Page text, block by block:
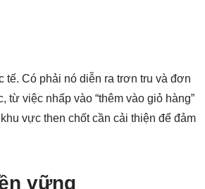
tế. Có phải nó diễn ra trơn tru và đơn
việc nhấp vào “thêm vào giỏ hàng”
vực then chốt cần cải thiện để đảm
vững